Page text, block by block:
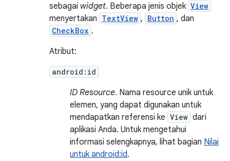
sebagai widget. Beberapa jenis objek View
menyertakan TextView , Button , dan
CheckBox .
Atribut:
android:id
ID Resource. Nama resource unik untuk
elemen, yang dapat digunakan untuk
mendapatkan referensi ke View dari
aplikasi Anda. Untuk mengetahui
informasi selengkapnya, lihat bagian Nilai
untuk android:id.